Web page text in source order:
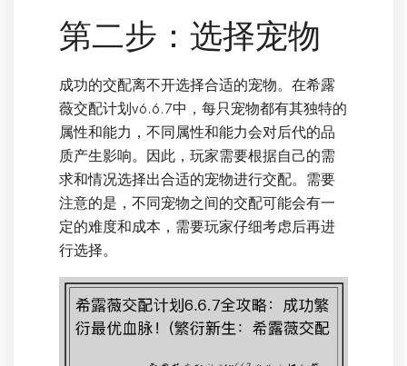
第二步：选择宠物
成功的交配离不开选择合适的宠物。在希露
薇交配计划v6.6.7中，每只宠物都有其独特的
属性和能力，不同属性和能力会对后代的品
质产生影响。因此，玩家需要根据自己的需
求和情况选择出合适的宠物进行交配。需要
注意的是，不同宠物之间的交配可能会有一
定的难度和成本，需要玩家仔细考虑后再进
行选择。